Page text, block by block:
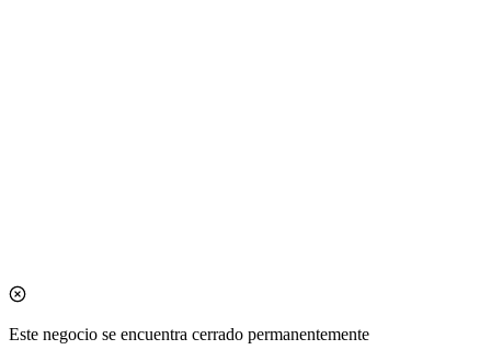
Este negocio se encuentra cerrado permanentemente